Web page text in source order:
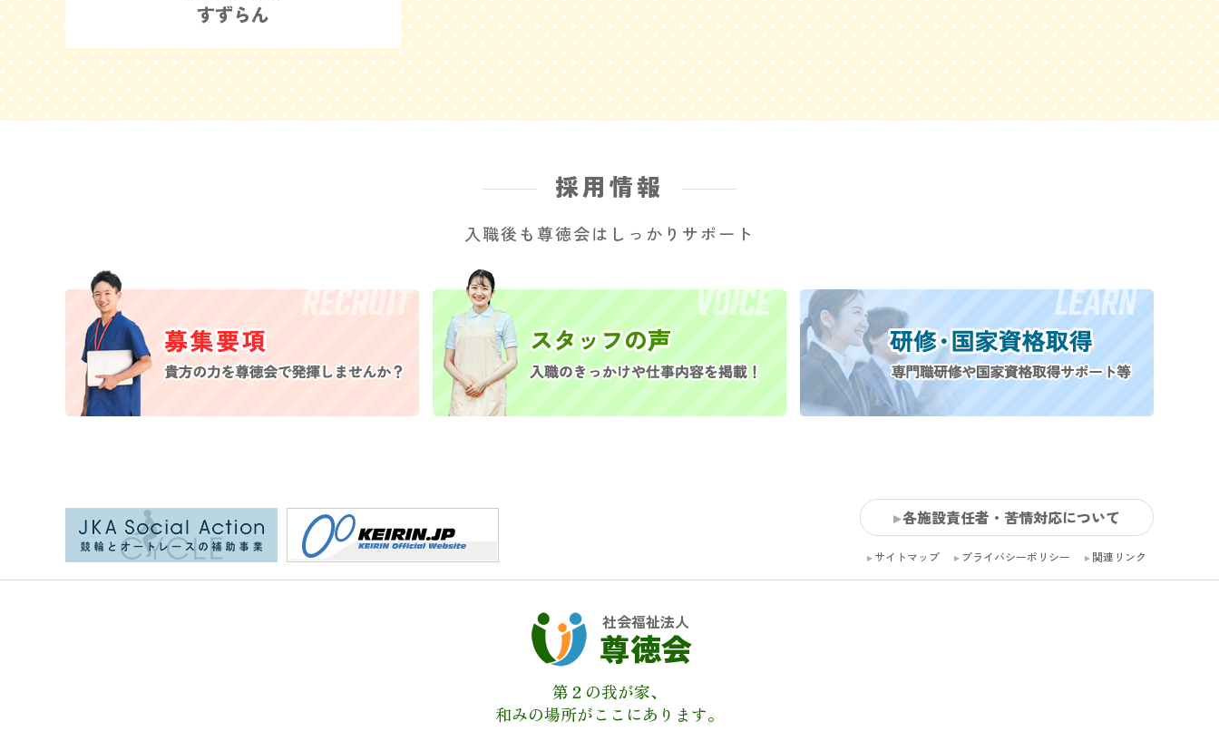
すずらん
採用情報
入職後も尊徳会はしっかりサポート
各施設責任者・苦情対応について
サイトマップ プライバシーポリシー 関連リンク
社会福祉法人
尊徳会
第２の我が家、
和みの場所がここにあります。